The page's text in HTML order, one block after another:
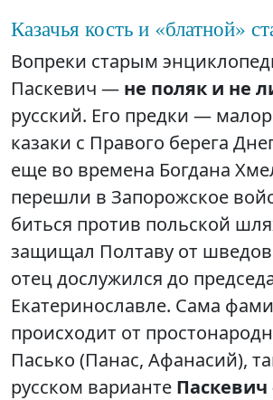
Казачья кость и «блатной»
Вопреки старым
Паскевич — не поляк и не
русский. Его предки —
казаки с Правого берега
еще во времена Богдана
перешли в Запорожское
биться против польской
защищал Полтаву от шведов
отец дослужился до
Екатеринославле. Сама
происходит от
Пасько (Панас, Афанасий),
русском варианте